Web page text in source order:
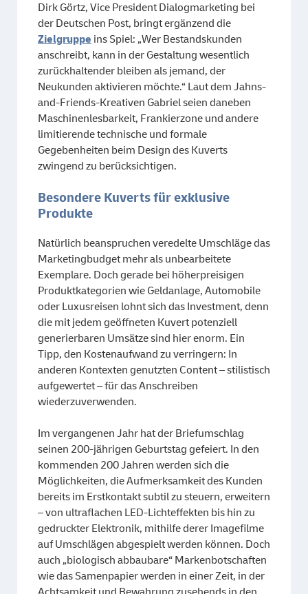
Dirk Görtz, Vice President Dialogmarketing bei
der Deutschen Post, bringt ergänzend die
Zielgruppe ins Spiel: „Wer Bestandskunden
anschreibt, kann in der Gestaltung wesentlich
zurückhaltender bleiben als jemand, der
Neukunden aktivieren möchte.“ Laut dem Jahns-
and-Friends-Kreativen Gabriel seien daneben
Maschinenlesbarkeit, Frankierzone und andere
limitierende technische und formale
Gegebenheiten beim Design des Kuverts
zwingend zu berücksichtigen.
Besondere Kuverts für exklusive
Produkte
Natürlich beanspruchen veredelte Umschläge das
Marketingbudget mehr als unbearbeitete
Exemplare. Doch gerade bei höherpreisigen
Produktkategorien wie Geldanlage, Automobile
oder Luxusreisen lohnt sich das Investment, denn
die mit jedem geöffneten Kuvert potenziell
generierbaren Umsätze sind hier enorm. Ein
Tipp, den Kostenaufwand zu verringern: In
anderen Kontexten genutzten Content – stilistisch
aufgewertet – für das Anschreiben
wiederzuverwenden.
Im vergangenen Jahr hat der Briefumschlag
seinen 200-jährigen Geburtstag gefeiert. In den
kommenden 200 Jahren werden sich die
Möglichkeiten, die Aufmerksamkeit des Kunden
bereits im Erstkontakt subtil zu steuern, erweitern
– von ultraflachen LED-Lichteffekten bis hin zu
gedruckter Elektronik, mithilfe derer Imagefilme
auf Umschlägen abgespielt werden können. Doch
auch „biologisch abbaubare“ Markenbotschaften
wie das Samenpapier werden in einer Zeit, in der